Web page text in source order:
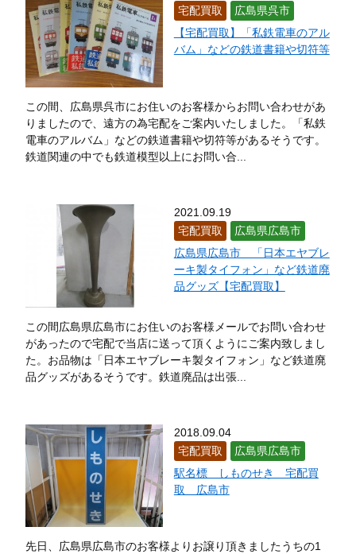
宅配買取
広島県呉市
【宅配買取】「私鉄電車のアル
バム」などの鉄道書籍や切符等
この間、広島県呉市にお住いのお客様からお問い合わせがあ
りましたので、遠方の為宅配をご案内いたしました。「私鉄
電車のアルバム」などの鉄道書籍や切符等があるそうです。
鉄道関連の中でも鉄道模型以上にお問い合...
2021.09.19
宅配買取
広島県広島市
広島県広島市 「日本エヤブレ
ーキ製タイフォン」など鉄道廃
品グッズ【宅配買取】
この間広島県広島市にお住いのお客様メールでお問い合わせ
があったので宅配で当店に送って頂くようにご案内致しまし
た。お品物は「日本エヤブレーキ製タイフォン」など鉄道廃
品グッズがあるそうです。鉄道廃品は出張...
2018.09.04
宅配買取
広島県広島市
駅名標 しものせき 宅配買
取 広島市
先日、広島県広島市のお客様よりお譲り頂きましたうちの1